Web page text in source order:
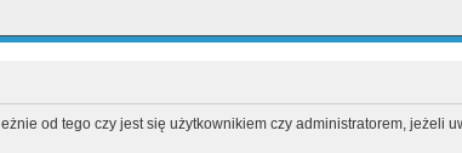
od tego czy jest się użytkownikiem czy administratorem, jeżeli